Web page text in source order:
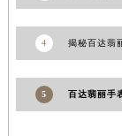
4 揭秘百达翡
5 百达翡丽手